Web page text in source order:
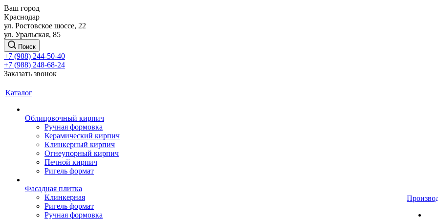
Ваш город
Краснодар
ул. Ростовское шоссе, 22
ул. Уральская, 85
Поиск
+7 (988) 244-50-40
+7 (988) 248-68-24
Заказать звонок
Каталог
Облицовочный кирпич
Ручная формовка
Керамический кирпич
Клинкерный кирпич
Огнеупорный кирпич
Печной кирпич
Ригель формат
Фасадная плитка
Клинкерная
Ригель формат
Ручная формовка